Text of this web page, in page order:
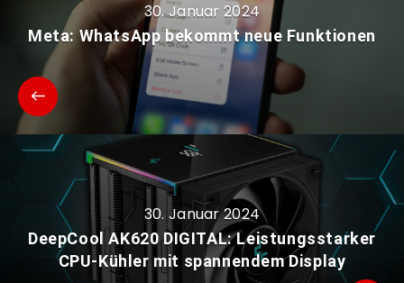
30. Januar 2024
Meta: WhatsApp bekommt neue Funktionen
30. Januar 2024
DeepCool AK620 DIGITAL: Leistungsstarker
CPU-Kühler mit spannendem Display